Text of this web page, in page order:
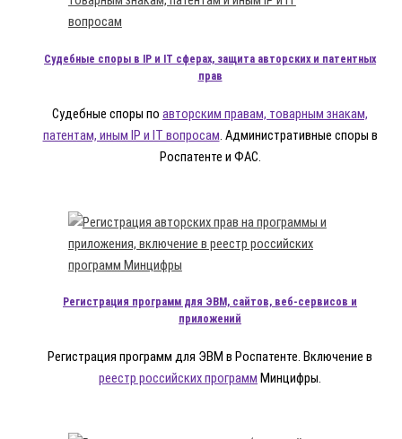
Судебные споры в IP и IT сферах, защита авторских и патентных
прав
Судебные споры по авторским правам, товарным знакам,
патентам, иным IP и IT вопросам. Административные споры в
Роспатенте и ФАС.
Регистрация программ для ЭВМ, сайтов, веб-сервисов и
приложений
Регистрация программ для ЭВМ в Роспатенте. Включение в
реестр российских программ Минцифры.